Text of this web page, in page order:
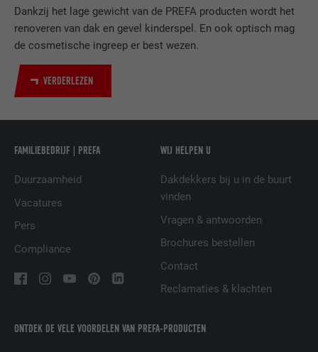
Dankzij het lage gewicht van de PREFA producten wordt het
renoveren van dak en gevel kinderspel. En ook optisch mag
de cosmetische ingreep er best wezen.
VERDERLEZEN
ONTDEK DE VELE VOORDELEN VAN PREFA-PRODUCTEN
FAMILIEBEDRIJF | PREFA
Duurzaamheid
Vacatures
Pers
Compliance
WIJ HELPEN U
Dakdekkers bij u in de buurt
vinden
Vragen & antwoorden
Brochures bestellen
Contact
Reclamaties & klachten
Gebruikt door de socialnetworking-dienst
LinkedIn voor het volgen van het gebruik
van ingebedde diensten.
NAAM
AANBIEDER LinkedIn
VERVALTIJD
DOEL
Wordt gebruikt om bezoekers op meerdere
websites te volgen, om op basis van de
reclame te presenteren.
NAAM lidc